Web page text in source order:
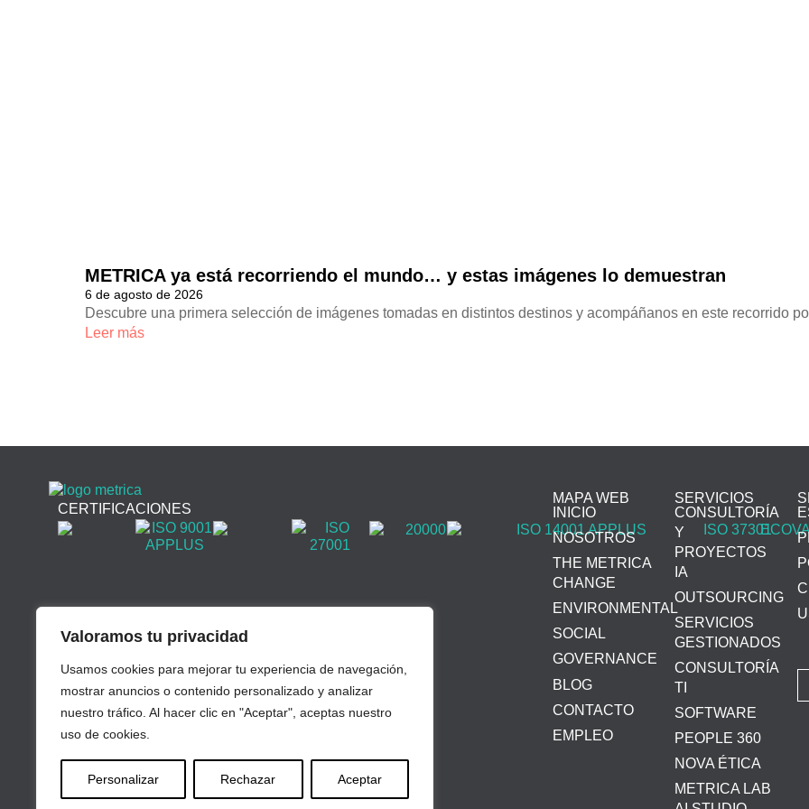
Valoramos tu privacidad
Usamos cookies para mejorar tu experiencia de navegación,
mostrar anuncios o contenido personalizado y analizar
nuestro tráfico. Al hacer clic en "Aceptar", aceptas nuestro
uso de cookies.
Personalizar Rechazar Aceptar
METRICA ya está recorriendo el mundo… y estas imágenes lo demuestran
6 de agosto de 2026
Descubre una primera selección de imágenes tomadas en distintos destinos y acompáñanos en este recorrido
Leer más
CERTIFICACIONES
MAPA WEB
INICIO
NOSOTROS
THE METRICA
CHANGE
ENVIRONMENTAL
SOCIAL
GOVERNANCE
BLOG
CONTACTO
EMPLEO
SERVICIOS
CONSULTORÍA
Y
PROYECTOS
IA
OUTSOURCING
SERVICIOS
GESTIONADOS
CONSULTORÍA
TI
SOFTWARE
PEOPLE 360
NOVA ÉTICA
METRICA LAB